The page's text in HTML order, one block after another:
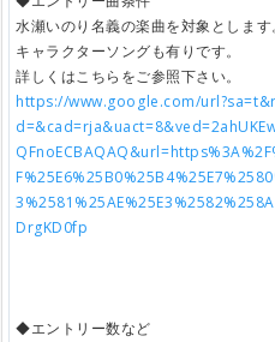
水瀬いのり名義の楽曲を対象とします
キャラクターソングも有りです。
詳しくはこちらをご参照下さい。
https://www.google.com/
DrgKD0fp
◆エントリー数など